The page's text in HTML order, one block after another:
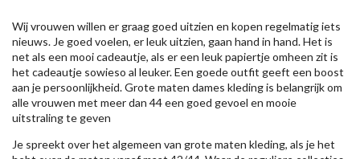
Wij vrouwen willen er graag goed uitzien en kopen regelmatig iets
nieuws. Je goed voelen, er leuk uitzien, gaan hand in hand. Het is
net als een mooi cadeautje, als er een leuk papiertje omheen zit is
het cadeautje sowieso al leuker. Een goede outfit geeft een boost
aan je persoonlijkheid. Grote maten dames kleding is belangrijk om
alle vrouwen met meer dan 44 een goed gevoel en mooie
uitstraling te geven
Je spreekt over het algemeen van grote maten kleding, als je het